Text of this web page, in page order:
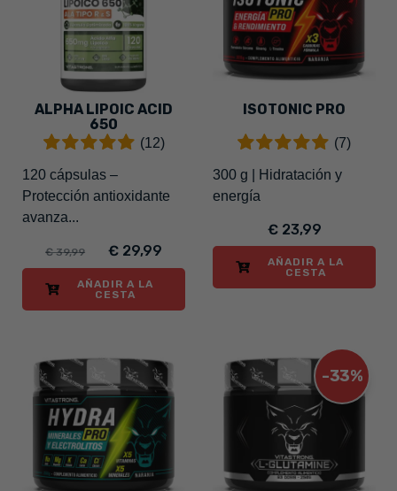
ALPHA LIPOIC ACID
650
(12)
120 cápsulas –
Protección antioxidante
avanza...
€ 39,99 € 29,99
AÑADIR A LA
CESTA
ISOTONIC PRO
(7)
300 g | Hidratación y
energía
€ 23,99
AÑADIR A LA
CESTA
-33%